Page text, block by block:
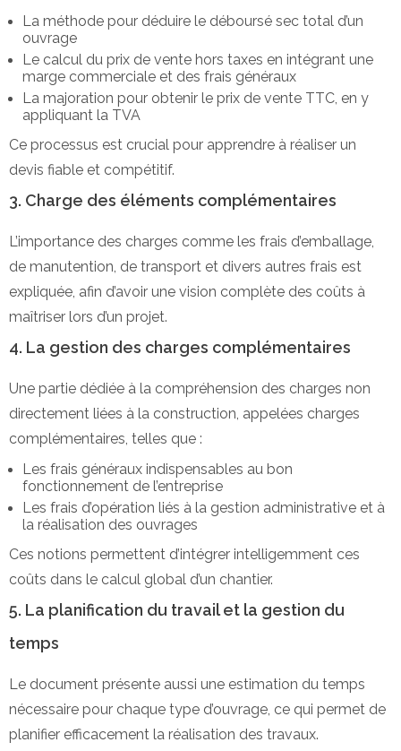
La méthode pour déduire le déboursé sec total d’un
ouvrage
Le calcul du prix de vente hors taxes en intégrant une
marge commerciale et des frais généraux
La majoration pour obtenir le prix de vente TTC, en y
appliquant la TVA
Ce processus est crucial pour apprendre à réaliser un
devis fiable et compétitif.
3. Charge des éléments complémentaires
L’importance des charges comme les frais d’emballage,
de manutention, de transport et divers autres frais est
expliquée, afin d’avoir une vision complète des coûts à
maîtriser lors d’un projet.
4. La gestion des charges complémentaires
Une partie dédiée à la compréhension des charges non
directement liées à la construction, appelées charges
complémentaires, telles que :
Les frais généraux indispensables au bon
fonctionnement de l’entreprise
Les frais d’opération liés à la gestion administrative et à
la réalisation des ouvrages
Ces notions permettent d’intégrer intelligemment ces
coûts dans le calcul global d’un chantier.
5. La planification du travail et la gestion du
temps
Le document présente aussi une estimation du temps
nécessaire pour chaque type d’ouvrage, ce qui permet de
planifier efficacement la réalisation des travaux.